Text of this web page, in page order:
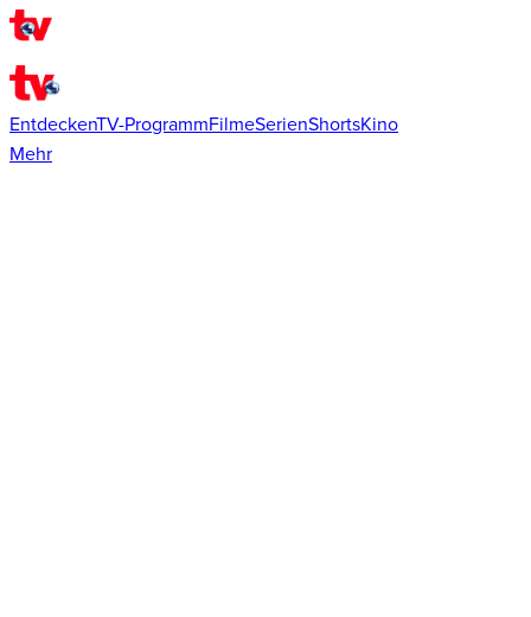
EntdeckenTV-ProgrammFilmeSerienShortsKino
Mehr